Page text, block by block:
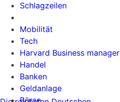
Schlagzeilen
Mobilität
Tech
Harvard Business manager
Handel
Banken
Geldanlage
Börse